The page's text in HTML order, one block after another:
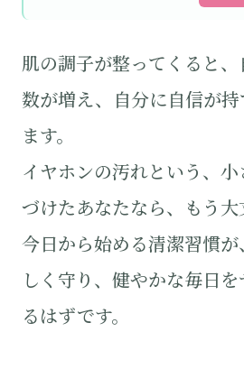
肌の調子が整ってくると
数が増え、自分に自信が
ます。
イヤホンの汚れという、
づけたあなたなら、もう大
今日から始める清潔習慣
しく守り、健やかな毎日
るはずです。